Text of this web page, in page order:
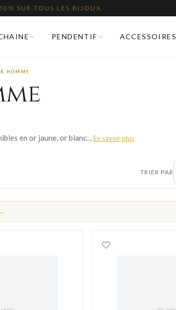
SUR TOUS LES BIJOUX
PENDENTIF ACCESSOIRES
HOMME
L'or est le métal noble par excellence en joaillerie. Nos colliers en or homme sont disponibles en or jaune, or blanc et or rose, en 9 et 18 carats. Chaque pièce est fabriquée avec le savoir-faire de l'orfèvrerie française. Parcourez plus de 149 modèles pour homme et trouvez votre bijou idéal. Livraison offerte en France métropolitaine.En savoir plus
TRIER PAR